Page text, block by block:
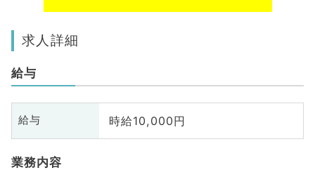
求人詳細
給与
給与 時給10,000円
業務内容